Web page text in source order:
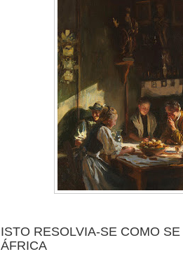
ISTO RESOLVIA-SE COMO SE
ÁFRICA